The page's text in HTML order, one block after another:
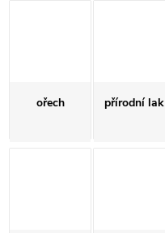
ořech přírodní lak